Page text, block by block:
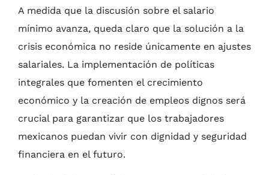
A medida que la discusión sobre el salario
mínimo avanza, queda claro que la solución a la
crisis económica no reside únicamente en ajustes
salariales. La implementación de políticas
integrales que fomenten el crecimiento
económico y la creación de empleos dignos será
crucial para garantizar que los trabajadores
mexicanos puedan vivir con dignidad y seguridad
financiera en el futuro.